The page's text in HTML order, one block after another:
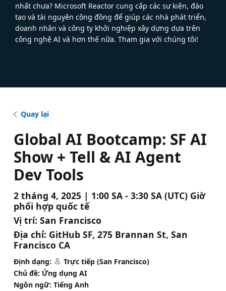
nhất chưa? Microsoft Reactor cung cấp các sự kiện, đào
tạo và tài nguyên cộng đồng để giúp các nhà phát triển,
doanh nhân và công ty khởi nghiệp xây dựng dựa trên
công nghệ AI và hơn thế nữa. Tham gia với chúng tôi!
Quay lại
Global AI Bootcamp: SF AI
Show + Tell & AI Agent
Dev Tools
2 tháng 4, 2025 | 1:00 SA - 3:30 SA (UTC) Giờ
phối hợp quốc tế
Vị trí: San Francisco
Địa chỉ: GitHub SF, 275 Brannan St, San
Francisco CA
Định dạng:
Trực tiếp (San Francisco)
Chủ đề: Ứng dụng AI
Ngôn ngữ: Tiếng Anh